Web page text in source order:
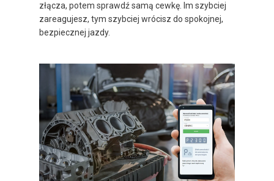
złącza, potem sprawdź samą cewkę. Im szybciej
zareagujesz, tym szybciej wrócisz do spokojnej,
bezpiecznej jazdy.